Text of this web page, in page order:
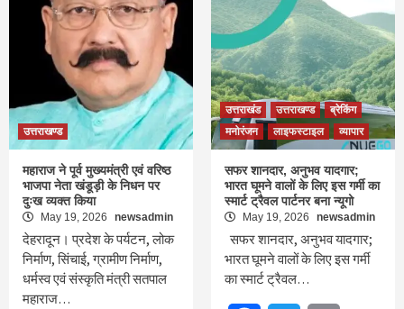
उत्तराखण्ड
महाराज ने पूर्व मुख्यमंत्री एवं वरिष्ठ
भाजपा नेता खंडूड़ी के निधन पर
दुःख व्यक्त किया
May 19, 2026 newsadmin
देहरादून। प्रदेश के पर्यटन, लोक
निर्माण, सिंचाई, ग्रामीण निर्माण,
धर्मस्व एवं संस्कृति मंत्री सतपाल
महाराज…
उत्तराखंड उत्तराखण्ड
ब्रेकिंग
मनोरंजन
लाइफस्टाइल व्यापार
सफर शानदार, अनुभव यादगार;
भारत घूमने वालों के लिए इस गर्मी का
स्मार्ट ट्रैवल पार्टनर बना न्यूगो
May 19, 2026 newsadmin
सफर शानदार, अनुभव यादगार;
भारत घूमने वालों के लिए इस गर्मी
का स्मार्ट ट्रैवल…